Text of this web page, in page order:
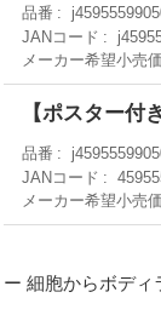
品番
JANコード
メーカー希望小売
【ポスター付
品番
JANコード
メーカー希望小売
ー 細胞からボディ